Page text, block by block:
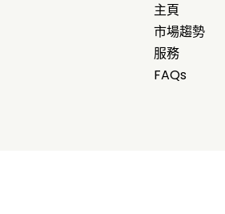
主頁
市場趨勢
服務
FAQs